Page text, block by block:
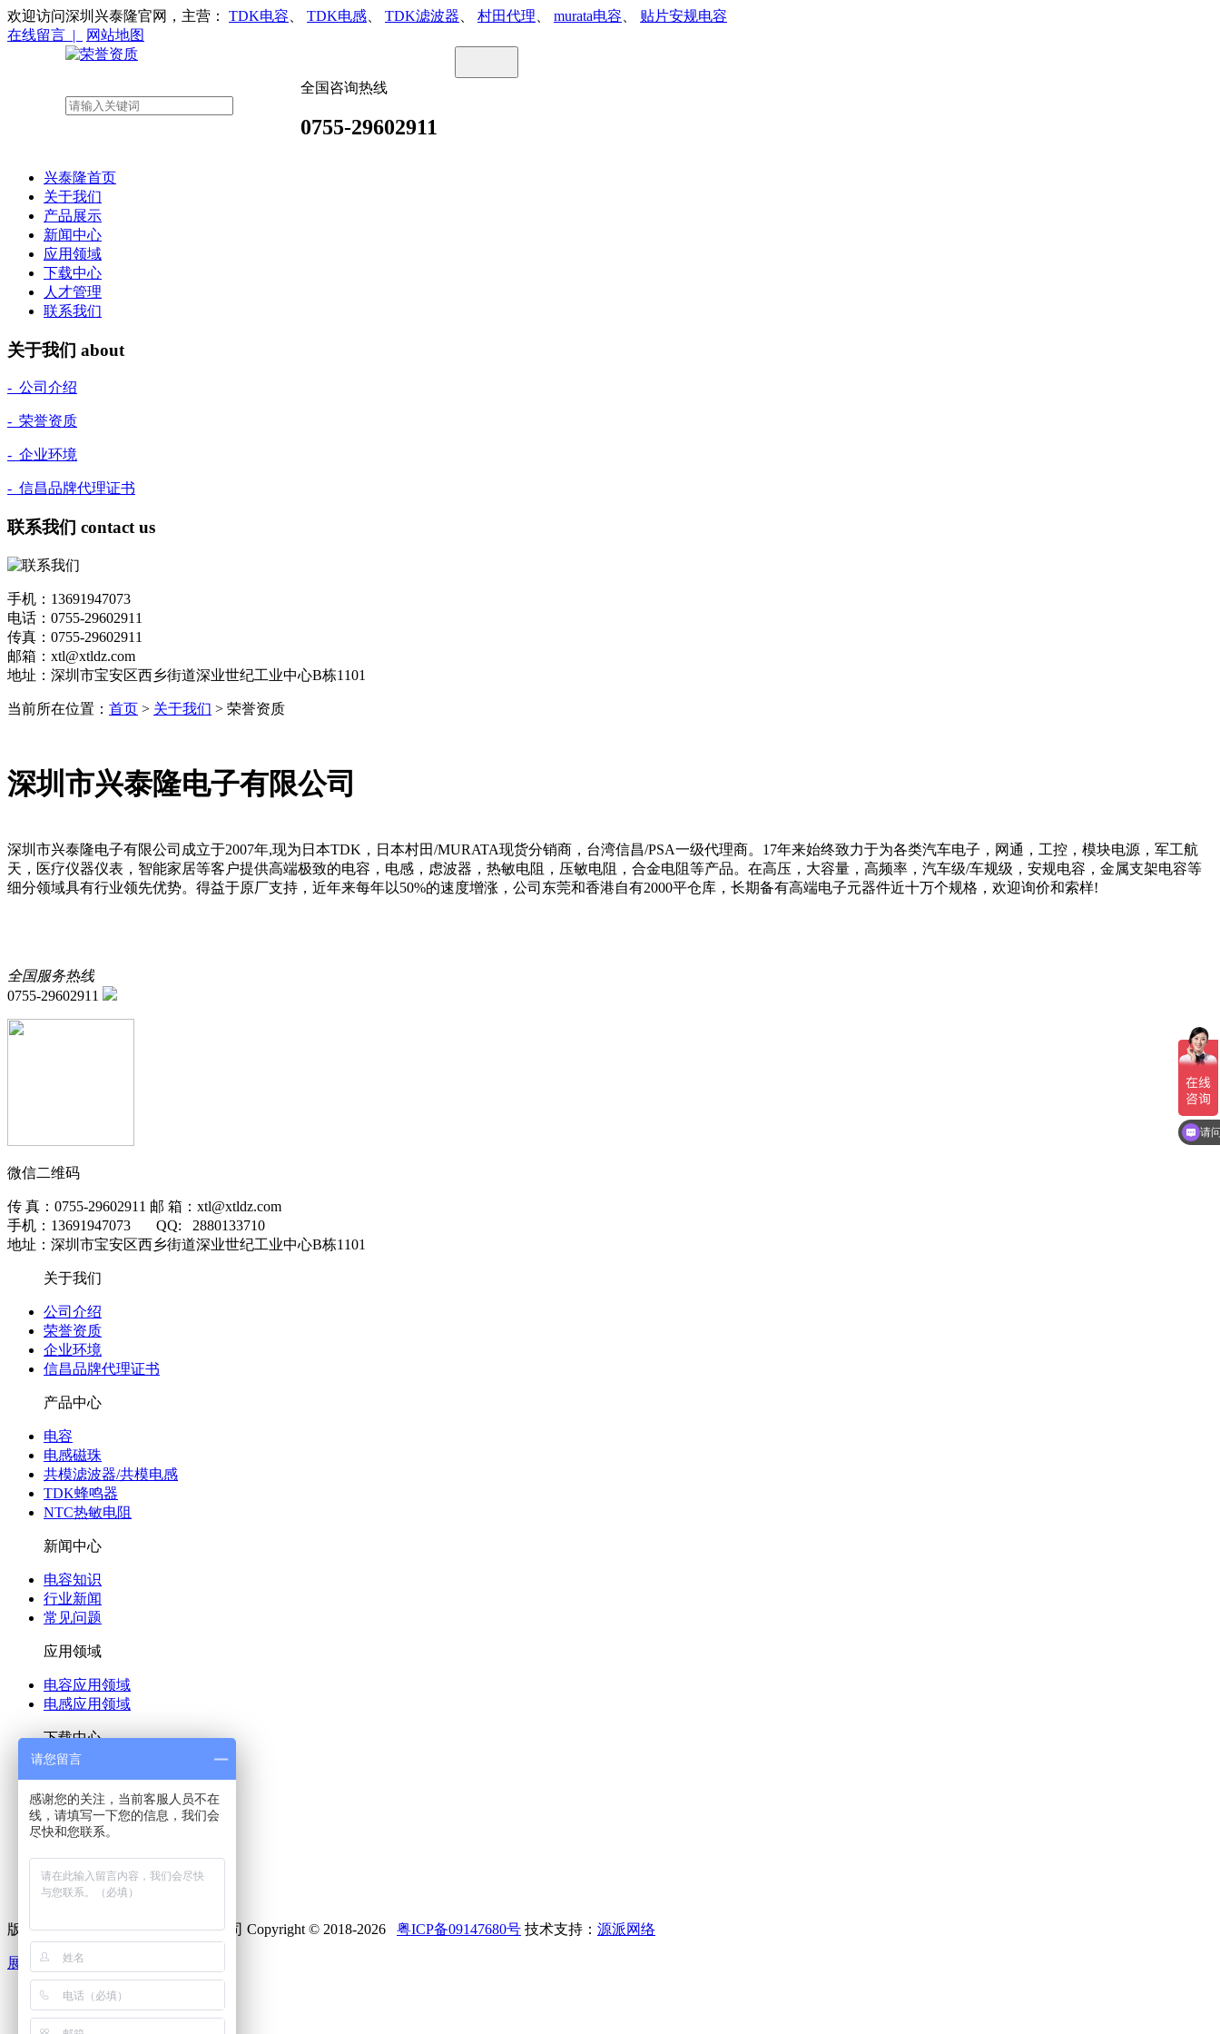
欢迎访问深圳兴泰隆官网，主营： TDK电容 TDK电感 TDK滤波器 村田代理 murata电容
贴片安规电容
在线留言 |
网站地图
全国咨询热线
0755-29602911
兴泰隆首页
关于我们
产品展示
新闻中心
应用领域
下载中心
人才管理
联系我们
关于我们 about
- 公司介绍
- 荣誉资质
- 企业环境
- 信昌品牌代理证书
联系我们 contact us
手机：13691947073
电话：0755-29602911
传真：0755-29602911
邮箱：xtl@xtldz.com
地址：深圳市宝安区西乡街道深业世纪工业中心B栋1101
当前所在位置： 首页 > 关于我们 > 荣誉资质
深圳市兴泰隆电子有限公司
深圳市兴泰隆电子有限公司成立于2007年,现为日本TDK，日本村田/MURATA现货分销商 ，台湾信昌/PSA一级代理商。 17年来始终致力于为各类汽车电子，网通，工控，模块电源，军工航
天，医疗仪器仪表，智能家居等客户提供高端极致的电容，电感，虑波器，热敏电阻，压敏电阻，合金电阻等产品。 在高压，大容量，高频率，汽车级/车规级，安规电容，金属支架电容等
细分领域具有行业领先优势。 得益于原厂支持，近年来每年以50%的速度增涨，公司东莞和香港自有2000平仓库，长期备有高端电子元器件近十万个规格，欢迎询价和索样!
全国服务热线
0755-29602911
微信二维码
传 真：0755-29602911 邮 箱：xtl@xtldz.com
手机：13691947073 QQ: 2880133710
地址：深圳市宝安区西乡街道深业世纪工业中心B栋1101
关于我们
公司介绍
荣誉资质
企业环境
信昌品牌代理证书
产品中心
电容
电感磁珠
共模滤波器/共模电感
TDK蜂鸣器
NTC热敏电阻
新闻中心
电容知识
行业新闻
常见问题
应用领域
电容应用领域
电感应用领域
下载中心
解决方案下载
图纸下载
联系我们
联系我们
在线留言
版权所有 深圳市兴泰隆电子有限公司 Copyright © 2018-2026 粤ICP备09147680号 技术支持： 源派网络
展开
请
请您留言
感谢您的关注，当前客服人员不在
线，请填写一下您的信息，我们会
尽快和您联系。